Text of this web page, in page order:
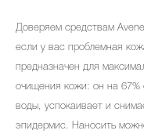
Доверяем средствам
если у вас проблемная
предназначен для
очищения кожи: он на 67%
воды, успокаивает и
эпидермис. Наносить